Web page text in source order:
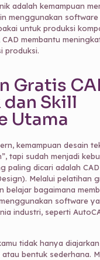
adalah kemampuan
menggunakan software
untuk produksi
membantu
produksi.
Gratis
dan Skill
Utama
kemampuan desain
tapi sudah menjadi
paling dicari adalah
Melalui pelatihan
belajar bagaimana
software
industri, seperti
tidak hanya
bentuk sederhana.